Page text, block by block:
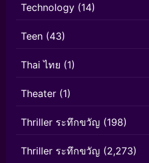
Technology (14)
Teen (43)
Thai ไทย (1)
Theater (1)
Thriller ระทึกขวัญ (198)
Thriller ระทึกขวัญ (2,273)